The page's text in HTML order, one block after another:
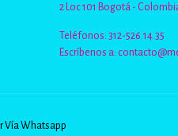
2 Loc 101 Bogotá -
Teléfonos: 312-526.14.35
Escríbenos a:
Vía Whatsapp